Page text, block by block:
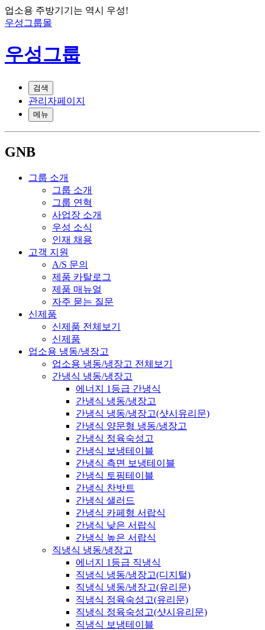
업소용 주방기기는 역시 우성!
우성그룹몰
우성그룹
검색
관리자페이지
메뉴
GNB
그룹 소개
그룹 소개
그룹 연혁
사업장 소개
우성 소식
인재 채용
고객 지원
A/S 문의
제품 카탈로그
제품 매뉴얼
자주 묻는 질문
신제품
신제품 전체보기
신제품
업소용 냉동/냉장고
업소용 냉동/냉장고 전체보기
간냉식 냉동/냉장고
에너지 1등급 간냉식
간냉식 냉동/냉장고
간냉식 냉동/냉장고(샷시유리문)
간냉식 양문형 냉동/냉장고
간냉식 정육숙성고
간냉식 보냉테이블
간냉식 측면 보냉테이블
간냉식 토핑테이블
간냉식 찬밧트
간냉식 샐러드
간냉식 카페형 서랍식
간냉식 낮은 서랍식
간냉식 높은 서랍식
직냉식 냉동/냉장고
에너지 1등급 직냉식
직냉식 냉동/냉장고(디지털)
직냉식 냉동/냉장고(유리문)
직냉식 정육숙성고(유리문)
직냉식 정육숙성고(샷시유리문)
직냉식 보냉테이블